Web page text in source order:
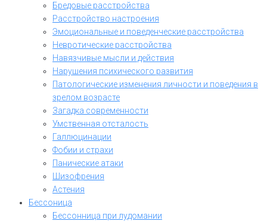
Бредовые расстройства
Расстройство настроения
Эмоциональные и поведенческие расстройства
Невротические расстройства
Навязчивые мысли и действия
Нарушения психического развития
Патологические изменения личности и поведения в
зрелом возрасте
Загадка современности
Умственная отсталость
Галлюцинации
Фобии и страхи
Панические атаки
Шизофрения
Астения
Бессоница
Бессонница при лудомании